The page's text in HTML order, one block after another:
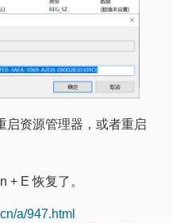
启资源管理器，或者重启
+ E 恢复了。
a/947.html